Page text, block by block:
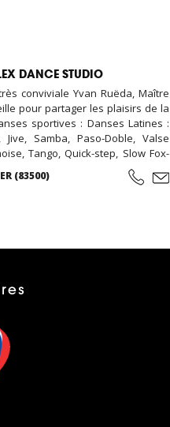
DANCE STUDIO
conviviale Yvan Ruëda, Maître
pour partager les plaisirs de la
sportives : Danses Latines :
Jive, Samba, Paso-Doble, Valse
Tango, Quick-step, Slow Fox-
Madison, Java, Country, Tango
Mambo-Street, Rock - style :
(83500)